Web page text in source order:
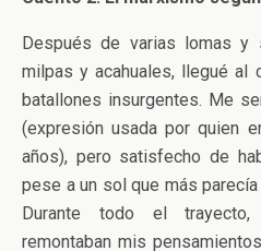
Después de varias lomas y
milpas y acahuales, llegué al
batallones insurgentes. Me
(expresión usada por quien
años), pero satisfecho de
pese a un sol que más
Durante todo el
remontaban mis